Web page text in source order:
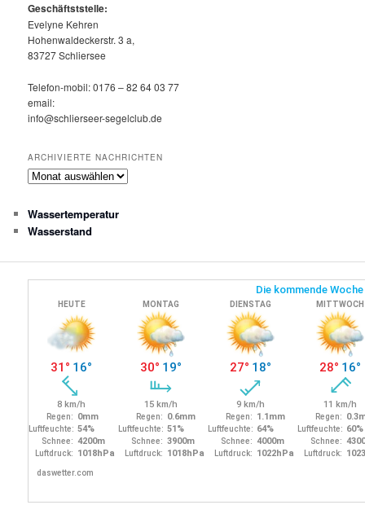
Geschäftststelle:
Evelyne Kehren
Hohenwaldeckerstr. 3 a,
83727 Schliersee
Telefon-mobil: 0176 – 82 64 03 77
email:
info@schlierseer-segelclub.de
ARCHIVIERTE NACHRICHTEN
Archivierte
Wassertemperatur
Wasserstand